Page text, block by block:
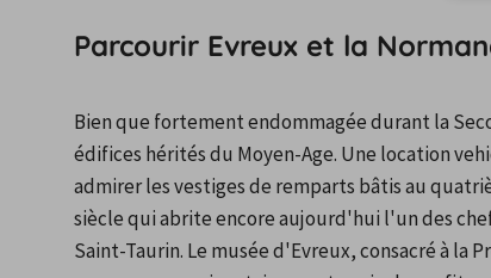
Parcourir Evreux et la
Bien que fortement endommagée durant la
édifices hérités du Moyen-Age. Une location
admirer les vestiges de remparts bâtis au
siècle qui abrite encore aujourd'hui l'un des
Saint-Taurin. Le musée d'Evreux, consacré à